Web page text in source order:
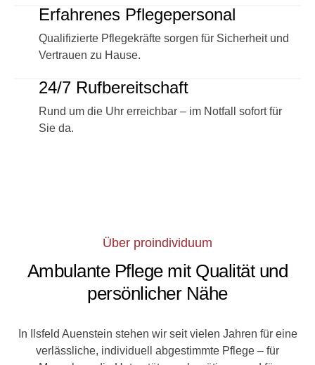
Erfahrenes Pflegepersonal
Qualifizierte Pflegekräfte sorgen für Sicherheit und
Vertrauen zu Hause.
24/7 Rufbereitschaft
Rund um die Uhr erreichbar – im Notfall sofort für
Sie da.
Über proindividuum
Ambulante Pflege mit Qualität und
persönlicher Nähe
In Ilsfeld Auenstein stehen wir seit vielen Jahren für eine
verlässliche, individuell abgestimmte Pflege – für